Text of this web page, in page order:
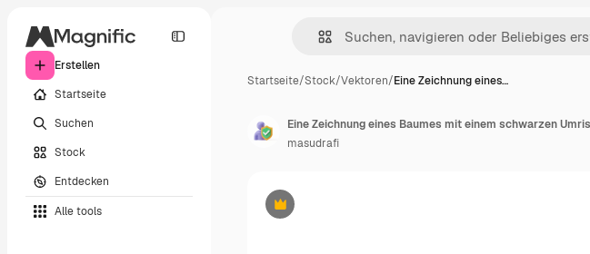
Erstellen
Startseite
Suchen
Stock
Entdecken
Alle tools
Startseite/Stock/Vektoren/Eine Zeichnung eines…
Premium
Eine Zeichnung eines Baumes mit einem schwarzen
masudrafi